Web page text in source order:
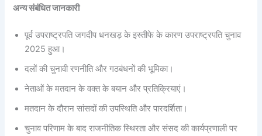
अन्य संबंधित जानकारी
पूर्व उपराष्ट्रपति जगदीप धनखड़ के इस्तीफे के कारण उपराष्ट्रपति चुनाव
2025 हुआ।
दलों की चुनावी रणनीति और गठबंधनों की भूमिका।
नेताओं के मतदान के वक्त के बयान और प्रतिक्रियाएं।
मतदान के दौरान सांसदों की उपस्थिति और पारदर्शिता।
चुनाव परिणाम के बाद राजनीतिक स्थिरता और संसद की कार्यप्रणाली पर